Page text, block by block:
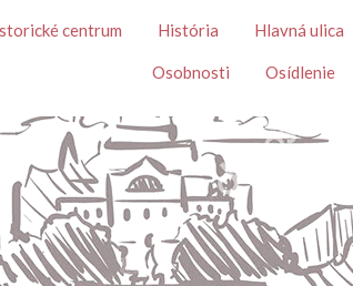
centrum História Hlavná ulica
Osobnosti Osídlenie